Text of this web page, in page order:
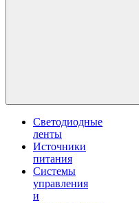
Светодиодные
ленты
Источники
питания
Системы
управления
и